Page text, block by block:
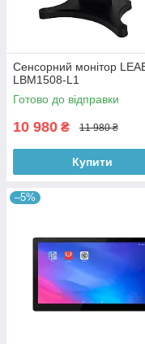
Сенсорний монітор
LBM1508-L1
Готово до відправки
10 980 ₴ 11 980 ₴
Купити
–5%